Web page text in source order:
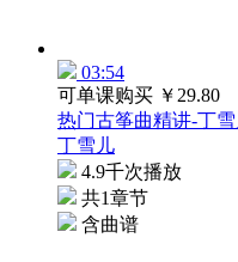
03:54
可单课购买 ￥29.80
热门古筝曲精讲-丁雪
丁雪儿
4.9千次播放
共1章节
含曲谱